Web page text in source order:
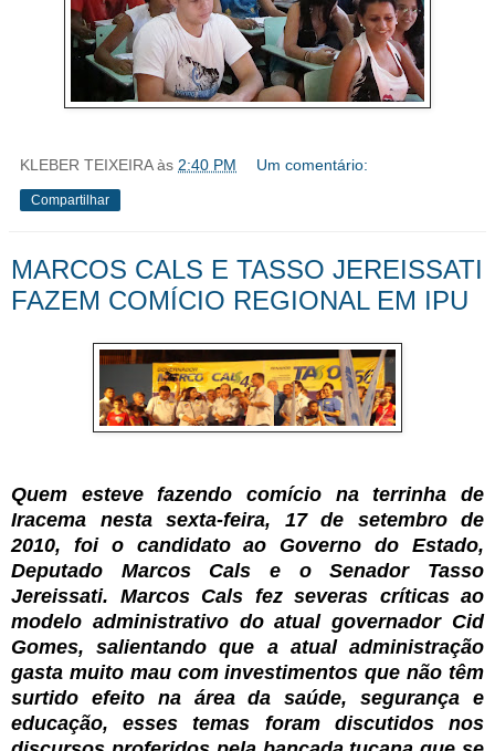
KLEBER TEIXEIRA às 2:40 PM Um comentário:
Compartilhar
MARCOS CALS E TASSO JEREISSATI
FAZEM COMÍCIO REGIONAL EM IPU
Quem esteve fazendo comício na terrinha de
Iracema nesta sexta-feira, 17 de setembro de
2010, foi o candidato ao Governo do Estado,
Deputado Marcos Cals e o Senador Tasso
Jereissati. Marcos Cals fez severas críticas ao
modelo administrativo do atual governador Cid
Gomes, salientando que a atual administração
gasta muito mau com investimentos que não têm
surtido efeito na área da saúde, segurança e
educação, esses temas foram discutidos nos